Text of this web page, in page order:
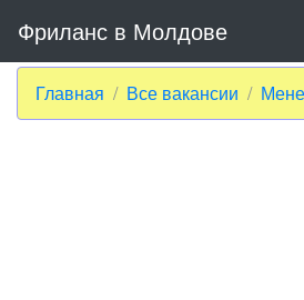
Фриланс в Молдове
Главная Все вакансии